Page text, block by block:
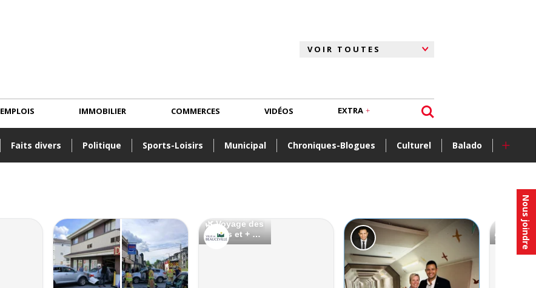
Nous joindre
Faits divers Politique Sports-Loisirs Municipal Chroniques-Blogues Culturel Balado +
EMPLOIS IMMOBILIER COMMERCES VIDÉOS EXTRA